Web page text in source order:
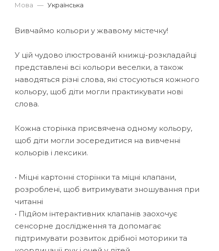
Мова — Українська
Вивчаймо кольори у жвавому містечку!
У цій чудово ілюстрованій книжці-розкладайці
представлені всі кольори веселки, а також
наводяться різні слова, які стосуються кожного
кольору, щоб діти могли практикувати нові
слова.
Кожна сторінка присвячена одному кольору,
щоб діти могли зосередитися на вивченні
кольорів і лексики.
• Міцні картонні сторінки та міцні клапани,
розроблені, щоб витримувати зношування при
читанні
• Підйом інтерактивних клапанів заохочує
сенсорне дослідження та допомагає
підтримувати розвиток дрібної моторики та